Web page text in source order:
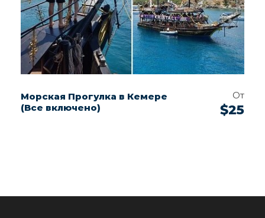
Морская Прогулка в Кемере
(Все включено)
От
$25